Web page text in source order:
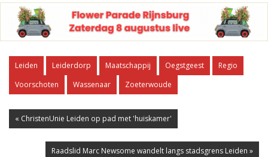
Leiden Leiderdorp Maatschappij Oegstgeest
Regio
Voorschoten
Wassenaar Zoeterwoude
« ChristenUnie Leiden op pad met 'huiskamer'
Raadslid Marc Newsome wandelt langs stadsgrens Leiden »